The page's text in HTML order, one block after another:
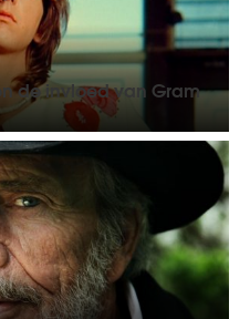
de invloed van Gram